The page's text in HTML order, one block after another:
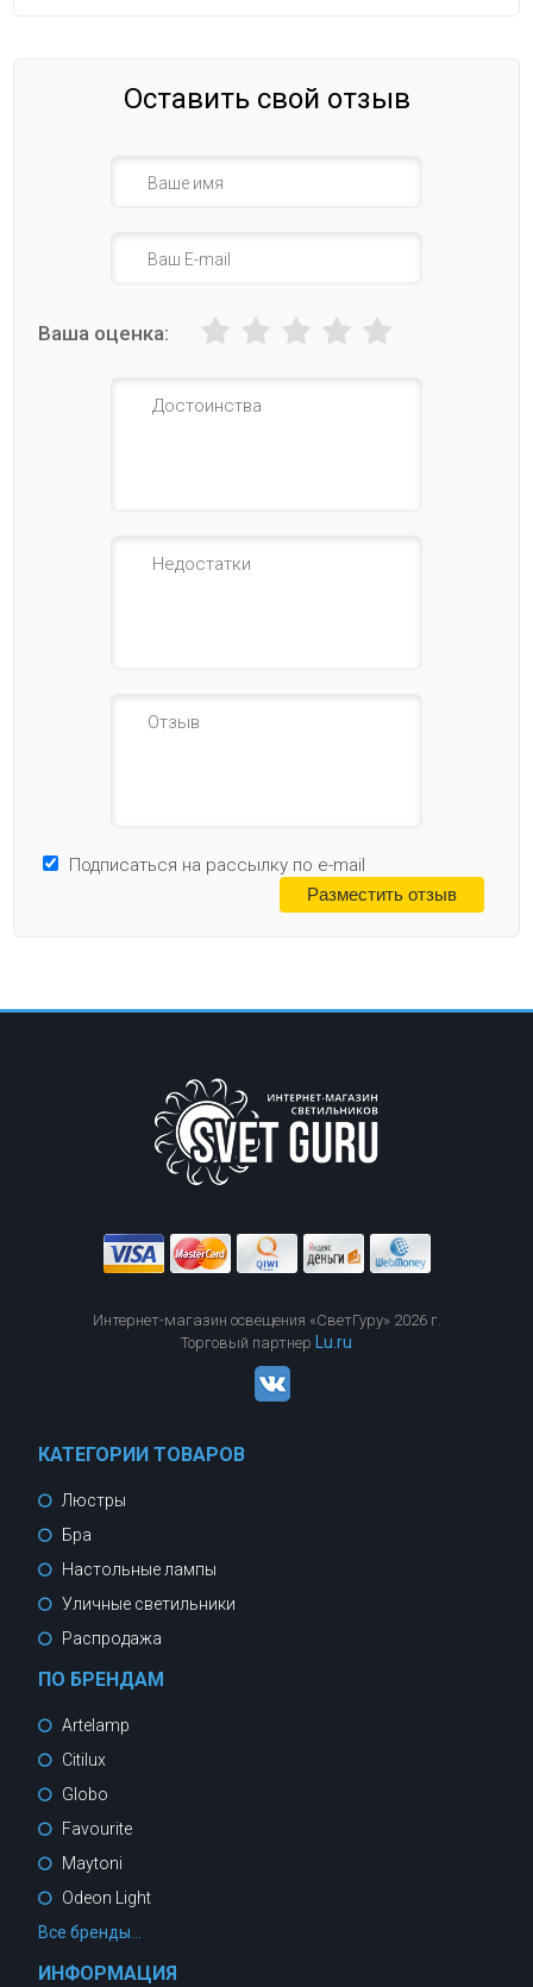
Оставить свой отзыв
Ваша оценка:
Подписаться на рассылку по e-mail
Интернет-магазин освещения «СветГуру» 2026 г.
Торговый партнер Lu.ru
КАТЕГОРИИ ТОВАРОВ
Люстры
Бра
Настольные лампы
Уличные светильники
Распродажа
ПО БРЕНДАМ
Artelamp
Citilux
Globo
Favourite
Maytoni
Odeon Light
Все бренды...
ИНФОРМАЦИЯ